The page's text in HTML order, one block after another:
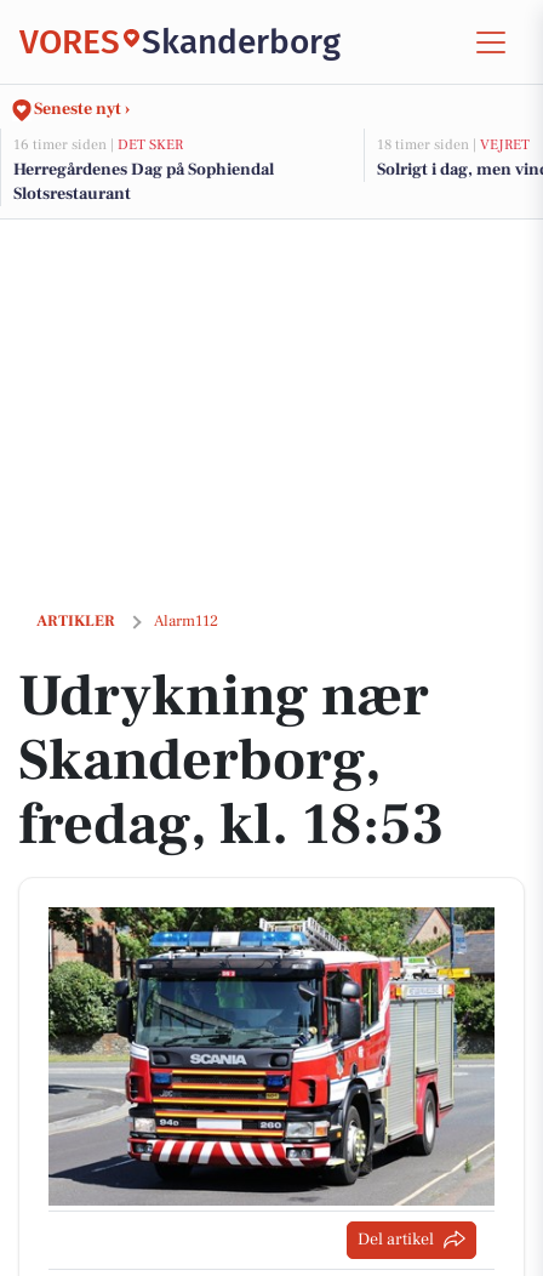
VORES Skanderborg
Seneste nyt ›
16 timer siden | DET SKER
Herregårdenes Dag på Sophiendal
Slotsrestaurant
18 timer siden | VEJRET
Solrigt i dag, men
ARTIKLER Alarm112
Udrykning nær Skanderborg, fredag, kl. 18:53
Udrykning nær
Skanderborg,
fredag, kl. 18:53
Del artikel